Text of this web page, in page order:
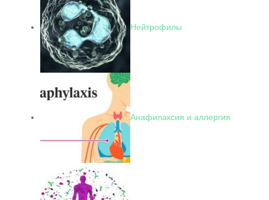
Нейтрофилы
Анафилаксия и аллергия